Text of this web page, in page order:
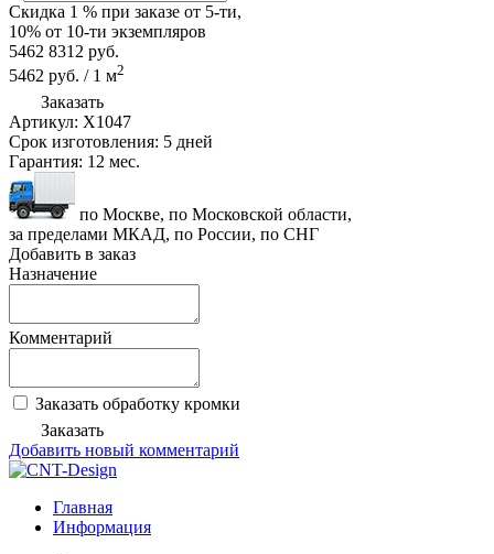
Скидка 1 % при заказе от 5-ти,
10% от 10-ти экземпляров
5462 8312 руб.
5462 руб. / 1 м2
Заказать
Артикул: X1047
Срок изготовления: 5 дней
Гарантия: 12 мес.
по Москве, по Московской области,
за пределами МКАД, по России, по СНГ
Добавить в заказ
Назначение
Комментарий
Заказать обработку кромки
Заказать
Добавить новый комментарий
Главная
Информация